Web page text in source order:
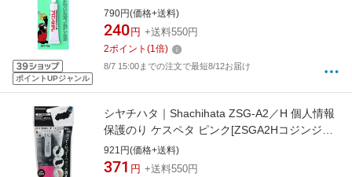
ポイントUPジャンル
790円(価格+送料)
240 円 +送料550円
2ポイント (1倍)
8/7 15:00までの注文で最短8/12お届け
シヤチハタ｜Shachihata ZSG-A2／H 個人情報
保護のり ケスペタ ピンク[ZSGA2Hコジンジョ
ウホウホゴノ]
921円(価格+送料)
371 円 +送料550円